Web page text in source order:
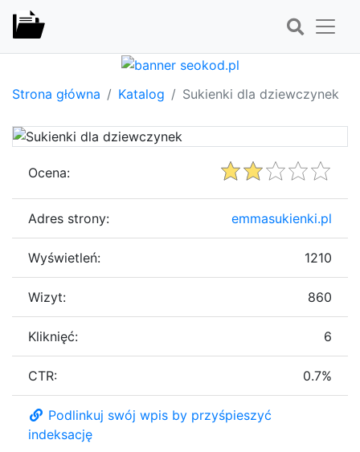
Strona główna Katalog Sukienki dla dziewczynek
Ocena:
Adres strony: emmasukienki.pl
Wyświetleń: 1210
Wizyt: 860
Kliknięć: 6
CTR: 0.7%
Podlinkuj swój wpis by przyśpieszyć
indeksację